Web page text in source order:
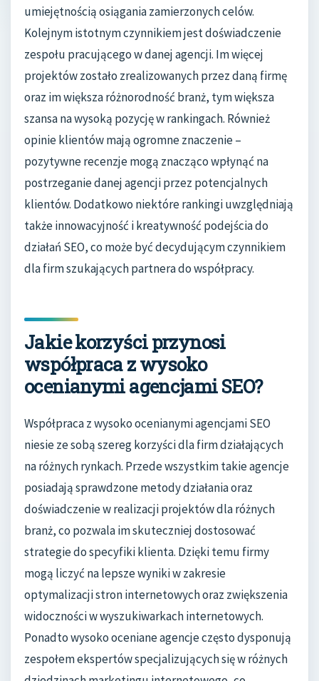
umiejętnością osiągania zamierzonych celów.
Kolejnym istotnym czynnikiem jest doświadczenie
zespołu pracującego w danej agencji. Im więcej
projektów zostało zrealizowanych przez daną firmę
oraz im większa różnorodność branż, tym większa
szansa na wysoką pozycję w rankingach. Również
opinie klientów mają ogromne znaczenie –
pozytywne recenzje mogą znacząco wpłynąć na
postrzeganie danej agencji przez potencjalnych
klientów. Dodatkowo niektóre rankingi uwzględniają
także innowacyjność i kreatywność podejścia do
działań SEO, co może być decydującym czynnikiem
dla firm szukających partnera do współpracy.
Jakie korzyści przynosi
współpraca z wysoko
ocenianymi agencjami SEO?
Współpraca z wysoko ocenianymi agencjami SEO
niesie ze sobą szereg korzyści dla firm działających
na różnych rynkach. Przede wszystkim takie agencje
posiadają sprawdzone metody działania oraz
doświadczenie w realizacji projektów dla różnych
branż, co pozwala im skuteczniej dostosować
strategie do specyfiki klienta. Dzięki temu firmy
mogą liczyć na lepsze wyniki w zakresie
optymalizacji stron internetowych oraz zwiększenia
widoczności w wyszukiwarkach internetowych.
Ponadto wysoko oceniane agencje często dysponują
zespołem ekspertów specjalizujących się w różnych